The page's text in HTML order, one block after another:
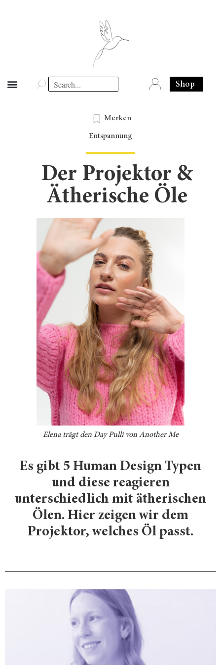
Shop
Merken
Entspannung
Der Projektor &
Ätherische Öle
Elena trägt den Day Pulli von Another Me
Es gibt 5 Human Design Typen
und diese reagieren
unterschiedlich mit ätherischen
Ölen. Hier zeigen wir dem
Projektor, welches Öl passt.